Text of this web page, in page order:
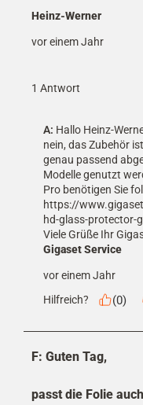
Heinz-Werner
vor einem Jahr
1 Antwort
A: Hallo Heinz-
nein, das Zubehör
genau passend
Modelle genutzt
Pro benötigen Sie
https://
hd-glass-protector-
Viele Grüße Ihr
Gigaset Service
vor einem Jahr
Hilfreich?
(0)
F: Guten Tag,
passt die Folie